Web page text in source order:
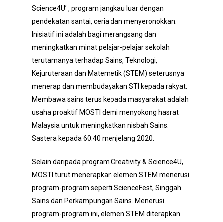
Science4U’ , program jangkau luar dengan
pendekatan santai, ceria dan menyeronokkan.
Inisiatif ini adalah bagi merangsang dan
meningkatkan minat pelajar-pelajar sekolah
terutamanya terhadap Sains, Teknologi,
Kejuruteraan dan Matemetik (STEM) seterusnya
menerap dan membudayakan STI kepada rakyat.
Membawa sains terus kepada masyarakat adalah
usaha proaktif MOSTI demi menyokong hasrat
Malaysia untuk meningkatkan nisbah Sains:
Sastera kepada 60:40 menjelang 2020.
Selain daripada program Creativity & Science4U,
MOSTI turut menerapkan elemen STEM menerusi
program-program seperti ScienceFest, Singgah
Sains dan Perkampungan Sains. Menerusi
program-program ini, elemen STEM diterapkan